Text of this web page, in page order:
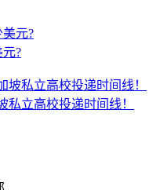
?
私立高校投递时间线！